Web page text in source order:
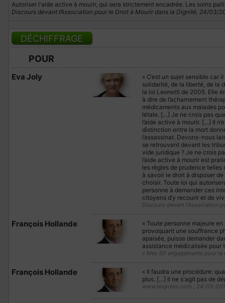
Autoriser l'aide active à mourir, qui sera strictement encadrée. Les soins
Discours devant l’Association pour le Droit à Mourir dans la Dignité, 24/03/
DÉCHIFFRAGE
POUR
Eva Joly
« C’est un sujet sensible car
solidarité, de la liberté, de la
la loi Leonetti de 2005. Elle
à dire de l’acharnement
médicaments aux malades
létale. […] Je ne crois pas
l’aide active à mourir. […] Il
distinction entre la mort
l’assassinat. Devons-nous
se retrouvent devant les
vide juridique ? Je ne crois
l’aide active à mourir est
les règles de prudence
à savoir le droit à disposer
choisir. Toute loi qui
personne à demander ces
citoyens d’y recourir et de
Discours devant l’Association
François Hollande
« Toute personne majeure
provoquant une souffrance
apaisée, puisse demander
assistance médicalisée pour
« Mes 60 engagements pour la
François Hollande
« Il faudra une procédure:
plus. […] Il ne s'agit pas de
www.lexpress.com , 24-03-